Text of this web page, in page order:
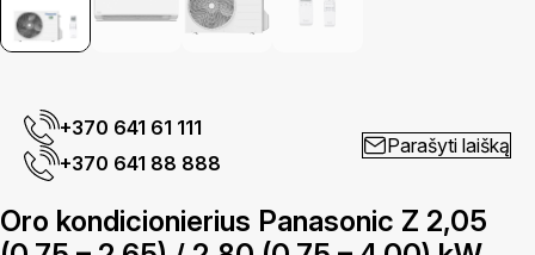
+370 641 61 111
+370 641 88 888
Parašyti laišką
Oro kondicionierius Panasonic Z 2,05